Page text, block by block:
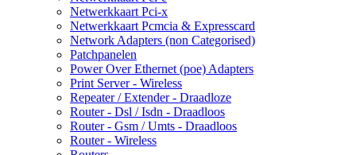
Netwerkkaart Pci-x
Netwerkkaart Pcmcia & Expresscard
Network Adapters (non Categorised)
Patchpanelen
Power Over Ethernet (poe) Adapters
Print Server - Wireless
Repeater / Extender - Draadloze
Router - Dsl / Isdn - Draadloos
Router - Gsm / Umts - Draadloos
Router - Wireless